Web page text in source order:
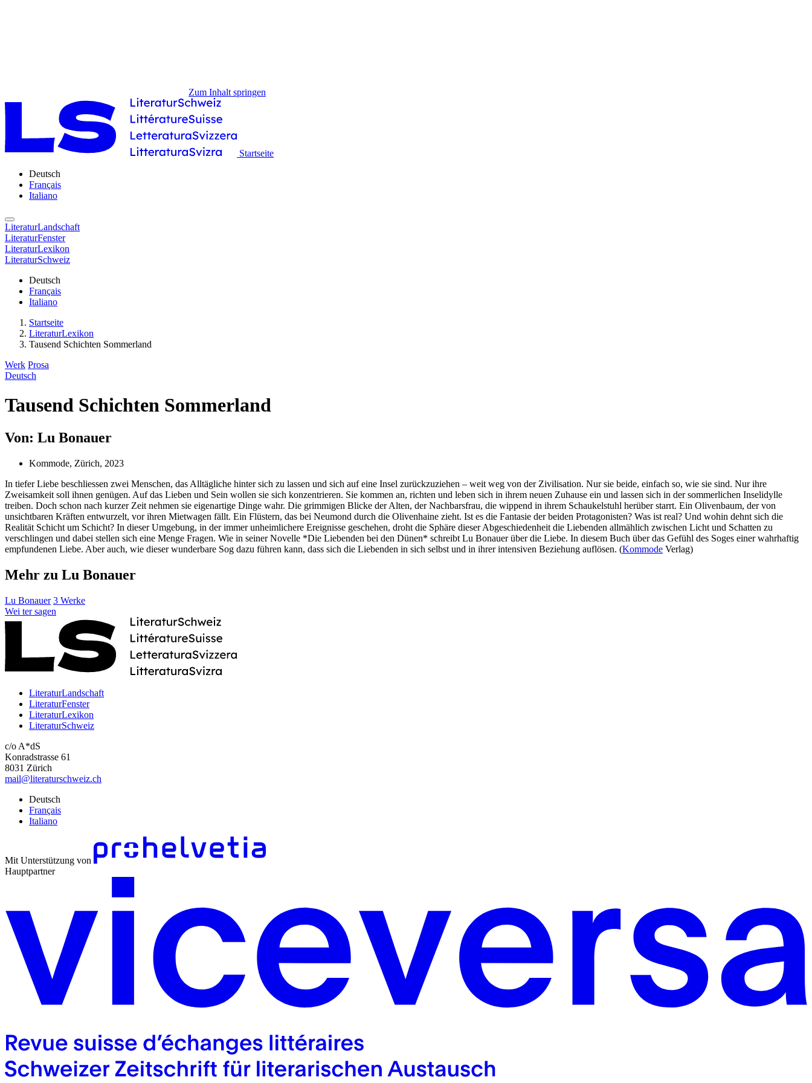
Zum Inhalt springen
Startseite
Deutsch
Français
Italiano
LiteraturLandschaft
LiteraturFenster
LiteraturLexikon
LiteraturSchweiz
Deutsch
Français
Italiano
Startseite
LiteraturLexikon
Tausend Schichten Sommerland
Werk Prosa
Deutsch
Tausend Schichten Sommerland
Von: Lu Bonauer
Kommode, Zürich, 2023
In tiefer Liebe beschliessen zwei Menschen, das Alltägliche hinter sich zu lassen und sich auf eine Insel zurückzuziehen – weit weg von der Zivilisation. Nur sie beide, einfach so, wie sie sind. Nur ihre
Zweisamkeit soll ihnen genügen. Auf das Lieben und Sein wollen sie sich konzentrieren. Sie kommen an, richten und leben sich in ihrem neuen Zuhause ein und lassen sich in der sommerlichen Inselidylle
treiben. Doch schon nach kurzer Zeit nehmen sie eigenartige Dinge wahr. Die grimmigen Blicke der Alten, der Nachbarsfrau, die wippend in ihrem Schaukelstuhl herüber starrt. Ein Olivenbaum, der von
unsichtbaren Kräften entwurzelt, vor ihren Mietwagen fällt. Ein Flüstern, das bei Neumond durch die Olivenhaine zieht. Ist es die Fantasie der beiden Protagonisten? Was ist real? Und wohin dehnt sich die
Realität Schicht um Schicht? In dieser Umgebung, in der immer unheimlichere Ereignisse geschehen, droht die Sphäre dieser Abgeschiedenheit die Liebenden allmählich zwischen Licht und Schatten zu
verschlingen und dabei stellen sich eine Menge Fragen. Wie in seiner Novelle *Die Liebenden bei den Dünen* schreibt Lu Bonauer über die Liebe. In diesem Buch über das Gefühl des Soges einer wahrhaftig
empfundenen Liebe. Aber auch, wie dieser wunderbare Sog dazu führen kann, dass sich die Liebenden in sich selbst und in ihrer intensiven Beziehung auflösen. (Kommode Verlag)
Mehr zu Lu Bonauer
Lu Bonauer 3 Werke
Wei ter sagen
LiteraturLandschaft
LiteraturFenster
LiteraturLexikon
LiteraturSchweiz
c/o A*dS
Konradstrasse 61
8031 Zürich
mail@literaturschweiz.ch
Deutsch
Français
Italiano
Mit Unterstützung von
Hauptpartner